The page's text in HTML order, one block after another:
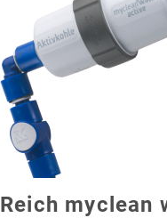
Reich myclean